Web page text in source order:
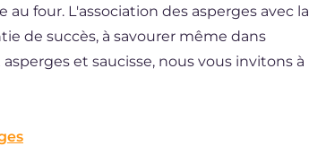
four. L'association des asperges avec la
de succès, à savourer même dans
et saucisse, nous vous invitons à